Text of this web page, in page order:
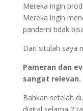
Mereka ingin
Mereka ingin
pandemi tidak
Dari situlah saya
Pameran dan
sangat relevan.
Bahkan setelah
digital selama 2